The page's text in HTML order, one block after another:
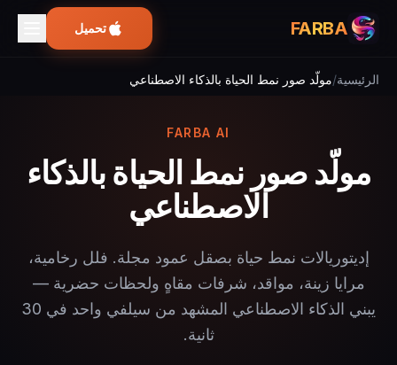
FARBA تحميل
الرئيسية/مولّد صور نمط الحياة بالذكاء الاصطناعي
FARBA AI
مولّد صور نمط الحياة بالذكاء
الاصطناعي
إديتوريالات نمط حياة بصقل عمود مجلة. فلل رخامية،
مرايا زينة، مواقد، شرفات مقاهٍ ولحظات حضرية —
يبني الذكاء الاصطناعي المشهد من سيلفي واحد في 30
ثانية.